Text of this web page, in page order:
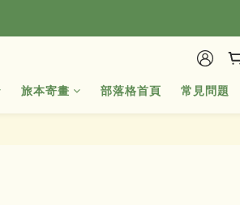
旅本寄畫 部落格首頁 常見問題